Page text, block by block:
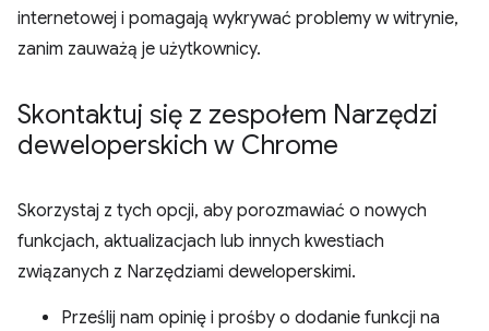
internetowej i pomagają wykrywać problemy w witrynie,
zanim zauważą je użytkownicy.
Skontaktuj się z zespołem Narzędzi
deweloperskich w Chrome
Skorzystaj z tych opcji, aby porozmawiać o nowych
funkcjach, aktualizacjach lub innych kwestiach
związanych z Narzędziami deweloperskimi.
Prześlij nam opinię i prośby o dodanie funkcji na